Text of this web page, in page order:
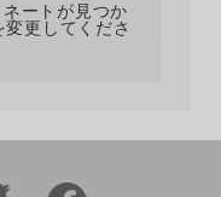
ートが見つか
更してくださ